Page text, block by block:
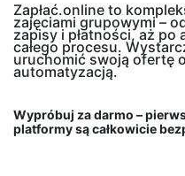
Zapłać.online to
zajęciami grupowymi –
zapisy i płatności, aż po
całego procesu.
uruchomić swoją ofertę
automatyzacją.
Wypróbuj za darmo –
platformy są całkowicie